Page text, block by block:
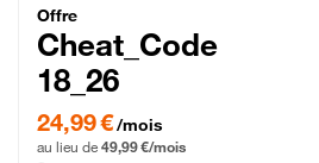
Cheat_Code
Offre
Cheat_Code
18_26
24,99 € par mois pendant 0 mois puis 49,99
24,99 €/mois
au lieu de 49,99 €/mois